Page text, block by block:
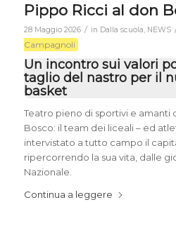
Pippo Ricci al don
28 Maggio 2026 / in Dalla scuola, NEWS
Campagnoli
Un incontro sui valori
taglio del nastro per il
basket
Teatro pieno di sportivi e amanti
Bosco: il team dei liceali – ed
intervistato a tutto campo il
ripercorrendo la sua vita, dalle
Nazionale.
Continua a leggere